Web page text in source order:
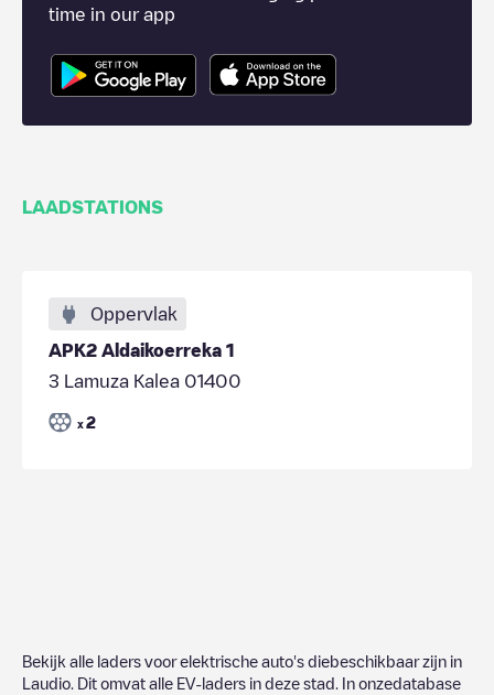
time in our app
LAADSTATIONS
Oppervlak
APK2 Aldaikoerreka 1
3 Lamuza Kalea 01400
x 2
Bekijk alle laders voor elektrische auto's diebeschikbaar zijn in
Laudio . Dit omvat alle EV-laders in deze stad. In onzedatabase